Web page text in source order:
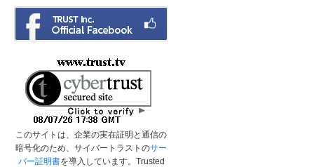
このサイトは、企業の実在証明と通信の
暗号化のため、サイバートラストのサー
バー証明書を導入しています。Trusted